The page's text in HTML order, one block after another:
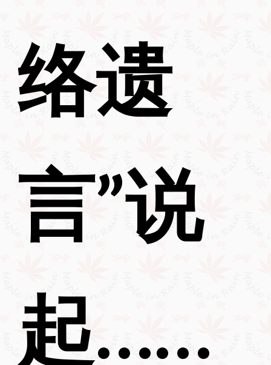
络遗
言”说
起……